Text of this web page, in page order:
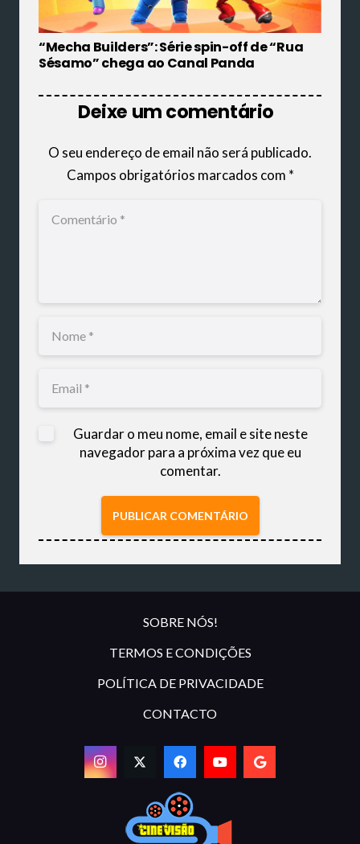
“Mecha Builders”: Série spin-off de “Rua
Sésamo” chega ao Canal Panda
Deixe um comentário
O seu endereço de email não será publicado.
Campos obrigatórios marcados com *
Guardar o meu nome, email e site neste
navegador para a próxima vez que eu
comentar.
PUBLICAR COMENTÁRIO
SOBRE NÓS!
TERMOS E CONDIÇÕES
POLÍTICA DE PRIVACIDADE
CONTACTO